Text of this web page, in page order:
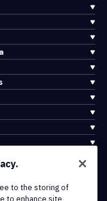
to the storing of
to enhance site